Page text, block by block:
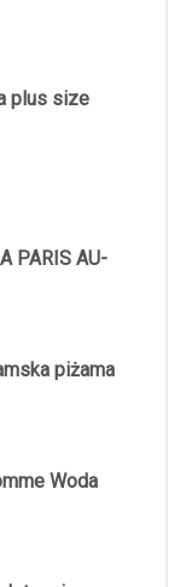
plus size
PARIS AU-
piżama
Woda